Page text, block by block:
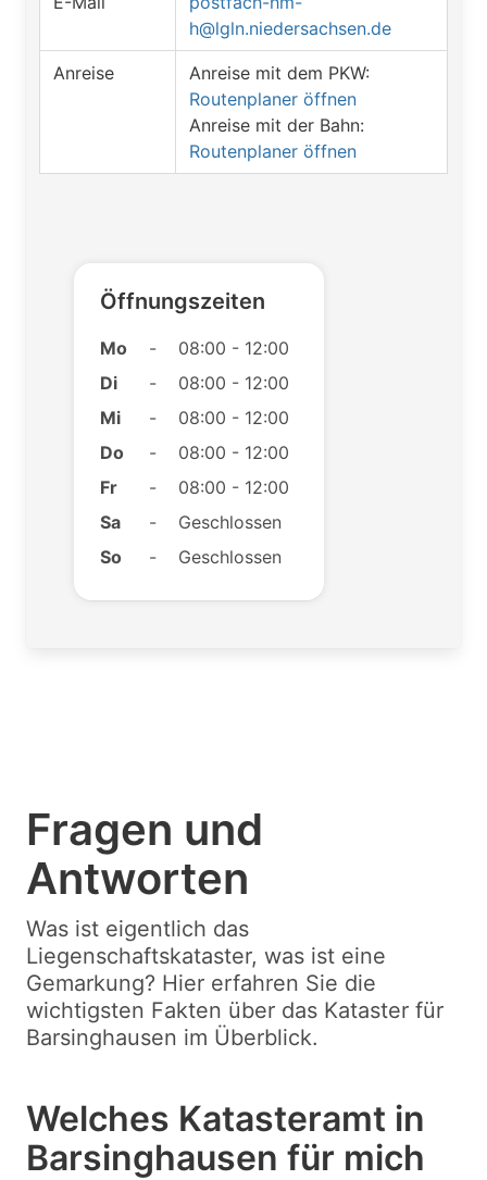
h@lgln.niedersachsen.de
Anreise
Anreise mit dem PKW:
Routenplaner öffnen
Anreise mit der Bahn:
Routenplaner öffnen
Öffnungszeiten
Mo -
08:00 - 12:00
Di
-
08:00 - 12:00
Mi
-
08:00 - 12:00
Do
-
08:00 - 12:00
Fr
-
08:00 - 12:00
Sa
-
Geschlossen
So
- Geschlossen
Fragen und
Antworten
Was ist eigentlich das
Liegenschaftskataster, was ist eine
Gemarkung? Hier erfahren Sie die
wichtigsten Fakten über das Kataster für
Barsinghausen im Überblick.
Welches Katasteramt in
Barsinghausen für mich